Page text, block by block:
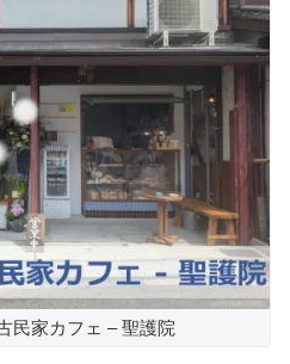
民家カフェ – 聖護院